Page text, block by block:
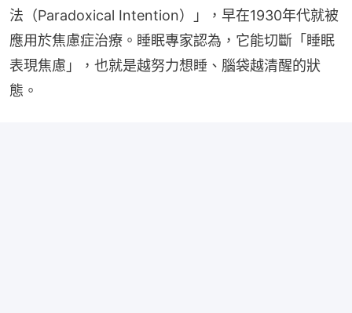
法（Paradoxical Intention）」，早在1930年代就被
應用於焦慮症治療。睡眠專家認為，它能切斷「睡眠
表現焦慮」，也就是越努力想睡、腦袋越清醒的狀
態。